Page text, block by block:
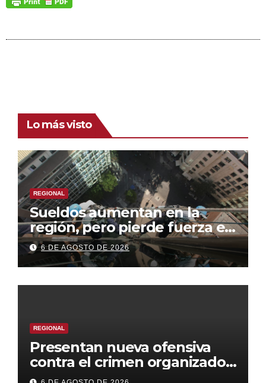
Lo más visto
REGIONAL
Sueldos aumentan en la
región, pero pierde fuerza el
empleo formal
6 DE AGOSTO DE 2026
REGIONAL
Presentan nueva ofensiva
contra el crimen organizado:
más control territorial,